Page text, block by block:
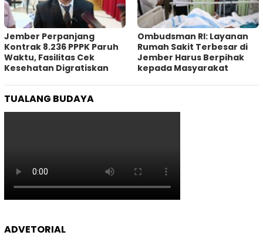
Jember Perpanjang
Kontrak 8.236 PPPK Paruh
Waktu, Fasilitas Cek
Kesehatan Digratiskan
Ombudsman RI: Layanan
Rumah Sakit Terbesar di
Jember Harus Berpihak
kepada Masyarakat
TUALANG BUDAYA
ADVETORIAL